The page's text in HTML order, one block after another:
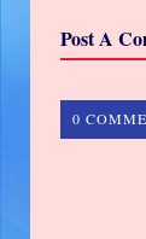
Post A
0